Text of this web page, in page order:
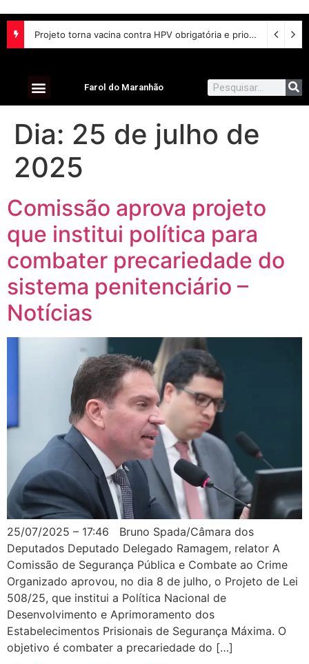
Projeto torna vacina contra HPV obrigatória e prioriza testes moleculares para câncer de colo do útero
Participantes de seminário defendem inclusão digital e escuta das comunidades para reurbanização de favelas
Farol do Maranhão
Dia: 25 de julho de
2025
Comissão aprova projeto
que institui política para
combater precariedade do
sistema penitenciário –
Notícias
25/07/2025 – 17:46 Bruno Spada/Câmara dos
Deputados Deputado Delegado Ramagem, relator A
Comissão de Segurança Pública e Combate ao Crime
Organizado aprovou, no dia 8 de julho, o Projeto de Lei
508/25, que institui a Política Nacional de
Desenvolvimento e Aprimoramento dos
Estabelecimentos Prisionais de Segurança Máxima. O
objetivo é combater a precariedade do […]